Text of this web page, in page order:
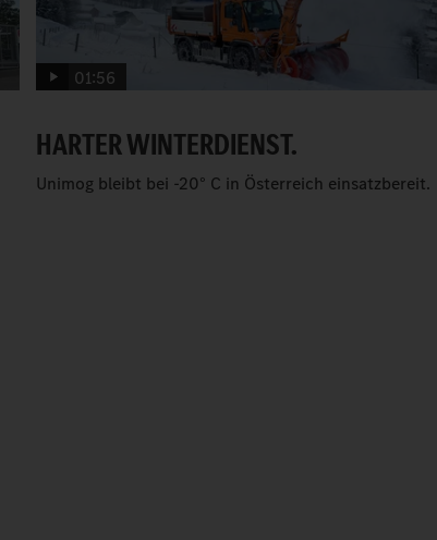
01:56
HARTER WINTERDIENST.
Unimog bleibt bei -20° C in Österreich einsatzbereit.